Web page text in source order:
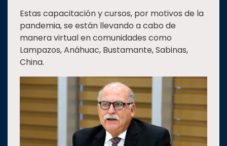
Estas capacitación y cursos, por motivos de la
pandemia, se están llevando a cabo de
manera virtual en comunidades como
Lampazos, Anáhuac, Bustamante, Sabinas,
China.